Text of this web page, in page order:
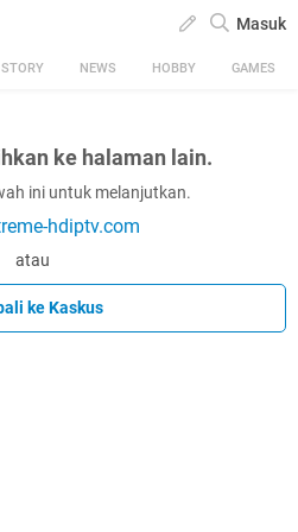
Masuk
STORY NEWS HOBBY GAMES
ke halaman lain.
ini untuk melanjutkan.
hdiptv.com
atau
ke Kaskus